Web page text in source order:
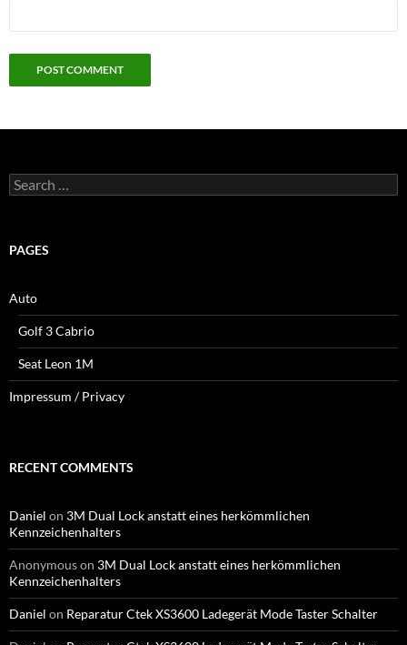
Search
for:
PAGES
Auto
Golf 3 Cabrio
Seat Leon 1M
Impressum / Privacy
RECENT COMMENTS
Daniel on 3M Dual Lock anstatt eines herkömmlichen
Kennzeichenhalters
Anonymouson 3M Dual Lock anstatt eines herkömmlichen
Kennzeichenhalters
Daniel on Reparatur Ctek XS3600 Ladegerät Mode Taster Schalter